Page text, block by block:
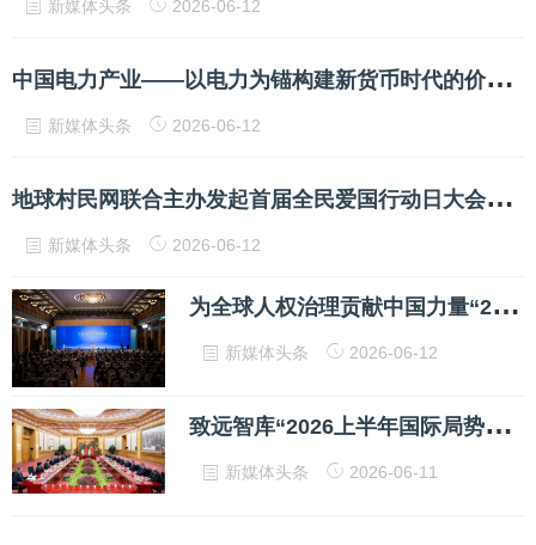
新媒体头条 2026-06-12
中
国电力产业——以电力为锚构建新货币时代的价值基础
新媒体头条 2026-06-12
地
球村民网联合主办发起首届全民爱国行动日大会实况报道（网事记忆）
新媒体头条 2026-06-12
为
全球人权治理贡献中国力量“2026·全球人权治理高端论坛”在北京举行
新媒体头条 2026-06-12
致
远智库“2026上半年国际局势回顾与展望”研讨会在京举行
新媒体头条 2026-06-11